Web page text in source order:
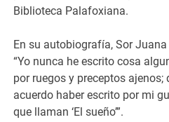
Biblioteca Palafoxiana.
En su autobiografía, Sor
“Yo nunca he escrito cosa
por ruegos y preceptos ajenos;
acuerdo haber escrito por mi
que llaman ‘El sueño’”.